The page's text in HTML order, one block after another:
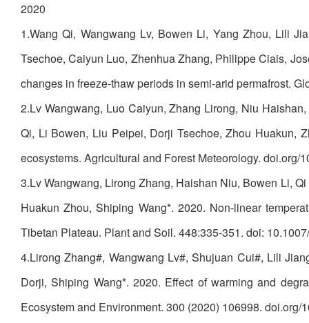
2020
1.Wang Qi, Wangwang Lv, Bowen Li, Yang Zhou, Lili
Tsechoe, Caiyun Luo, Zhenhua Zhang, Philippe Ciais,
changes in freeze-thaw periods in semi-arid permafrost.
2.Lv Wangwang, Luo Caiyun, Zhang Lirong, Niu
Qi, Li Bowen, Liu Peipei, Dorji Tsechoe, Zhou Huakun,
ecosystems. Agricultural and Forest Meteorology.
3.Lv Wangwang, Lirong Zhang, Haishan Niu, Bowen Li,
Huakun Zhou, Shiping Wang*. 2020. Non-linear
Tibetan Plateau. Plant and Soil. 448:335-351. doi:
4.Lirong Zhang#, Wangwang Lv#, Shujuan Cui#, Lili
Dorji, Shiping Wang*. 2020. Effect of warming and
Ecosystem and Environment. 300 (2020) 106998. doi.org/